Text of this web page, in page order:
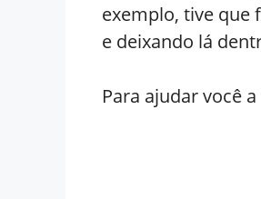
exemplo, tive que
e deixando lá
Para ajudar você